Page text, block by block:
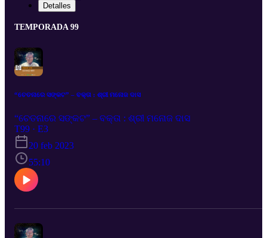
Detalles
TEMPORADA 99
“ଚେତନାରେ ସଙ୍କଟ” – ବକ୍ତା : ଶ୍ରୀ ମନୋଜ ଦାସ
“ଚେତନାରେ ସଙ୍କଟ” – ବକ୍ତା : ଶ୍ରୀ ମନୋଜ ଦାସ
T99 · E3
20 feb 2023
55:10